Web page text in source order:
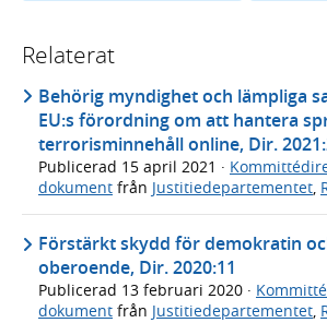
Relaterat
Behörig myndighet och lämp­liga
EU:s förord­ning om att hantera
terrorisminnehåll online, Dir.
Publicerad 15 april 2021 ·
dokument från Justitiedepartementet,
Förstärkt skydd för demokratin
oberoende, Dir. 2020:11
Publicerad 13 februari 2020 ·
dokument från Justitiedepartementet,